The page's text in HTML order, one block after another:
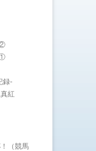
録-
紅
（競馬